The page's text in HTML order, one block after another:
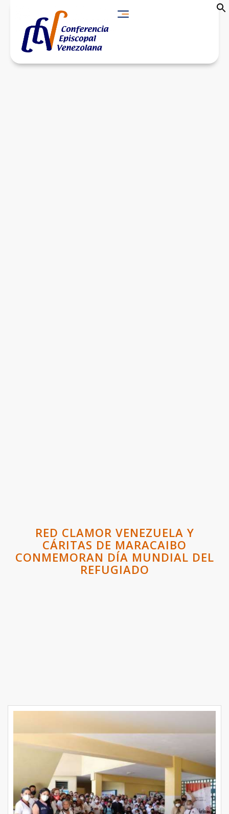
RED CLAMOR VENEZUELA Y
CÁRITAS DE MARACAIBO
CONMEMORAN DÍA MUNDIAL DEL
REFUGIADO